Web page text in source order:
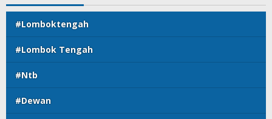
#Lomboktengah
#Lombok Tengah
#Ntb
#Dewan